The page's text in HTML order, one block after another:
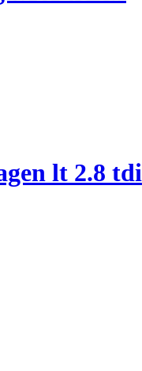
lt 2.8 tdi